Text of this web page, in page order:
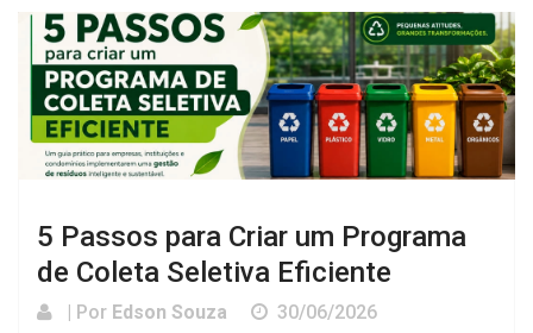
5 Passos para Criar um Programa
de Coleta Seletiva Eficiente
| Por Edson Souza
30/06/2026